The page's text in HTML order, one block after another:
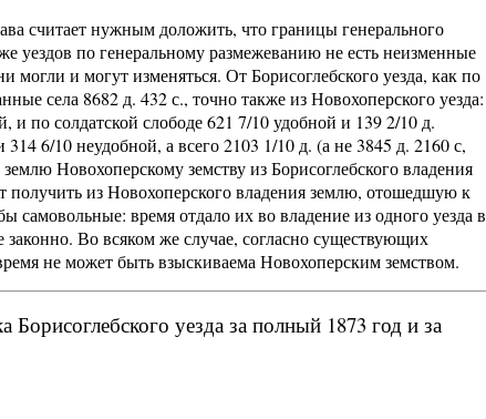
считает нужным доложить, что границы генерального
уездов по генеральному размежеванию не есть неизменные
и могут изменяться. От Борисоглебского уезда, как по
села 8682 д. 432 с., точно также из Новохоперского уезда:
по солдатской слободе 621 7/10 удобной и 139 2/10 д.
6/10 неудобной, а всего 2103 1/10 д. (а не 3845 д. 2160 с,
Новохоперскому земству из Борисоглебского владения
получить из Новохоперского владения землю, отошедшую к
время отдало их во владение из одного уезда в
Во всяком же случае, согласно существующих
не может быть взыскиваема Новохоперским земством.
уезда за полный 1873 год и за